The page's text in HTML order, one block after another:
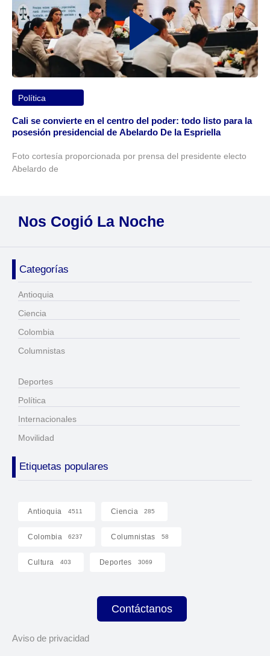
Política
Cali se convierte en el centro del poder: todo listo para la
posesión presidencial de Abelardo De la Espriella
Foto cortesía proporcionada por prensa del presidente electo
Abelardo de
Nos Cogió La Noche
Categorías
Antioquia
Ciencia
Colombia
Columnistas
Deportes
Política
Internacionales
Movilidad
Etiquetas populares
Antioquia 4511 Ciencia 285
Colombia 6237 Columnistas 58
Cultura 403 Deportes 3069
Contáctanos
Aviso de privacidad